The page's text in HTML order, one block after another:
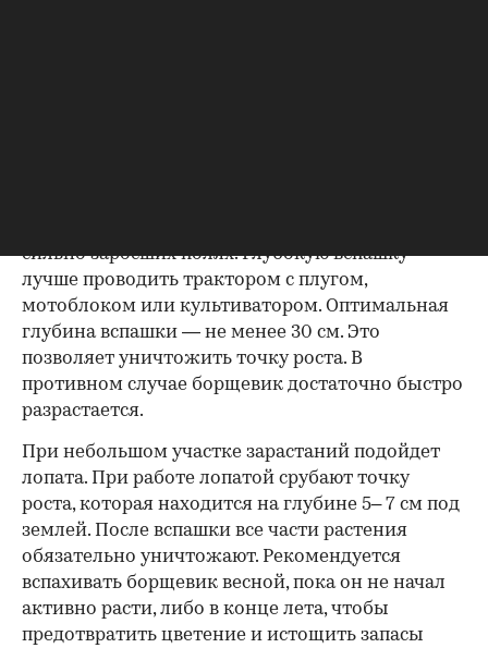
сильно заросших полях. Глубокую вспашку
лучше проводить трактором с плугом,
мотоблоком или культиватором. Оптимальная
глубина вспашки — не менее 30 см. Это
позволяет уничтожить точку роста. В
противном случае борщевик достаточно быстро
разрастается.
При небольшом участке зарастаний подойдет
лопата. При работе лопатой срубают точку
роста, которая находится на глубине 5– 7 см под
землей. После вспашки все части растения
обязательно уничтожают. Рекомендуется
вспахивать борщевик весной, пока он не начал
активно расти, либо в конце лета, чтобы
предотвратить цветение и истощить запасы